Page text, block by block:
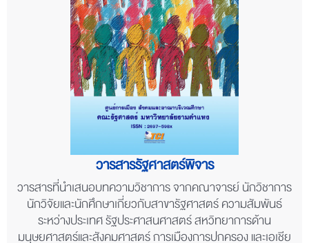
วารสารรัฐศาสตร์พิจาร
วารสารที่นำเสนอบทความวิชาการ จากคณาจารย์ นักวิชาการ
นักวิจัยและนักศึกษาเกี่ยวกับสาขารัฐศาสตร์ ความสัมพันธ์
ระหว่างประเทศ รัฐประศาสนศาสตร์ สหวิทยาการด้าน
มนุษยศาสตร์และสังคมศาสตร์ การเมืองการปกครอง และเอเชีย